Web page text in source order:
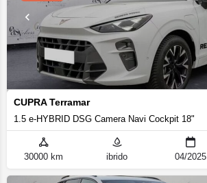
CUPRA Terramar
1.5 e-HYBRID DSG Camera Navi Cockpit 18"
30000 km ibrido 04/2025